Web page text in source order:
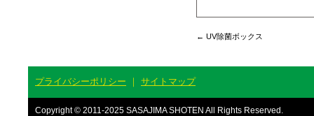
← UV除菌ボックス
プライバシーポリシー ｜ サイトマップ
Copyright © 2011-2025 SASAJIMA SHOTEN All Rights Reserved.